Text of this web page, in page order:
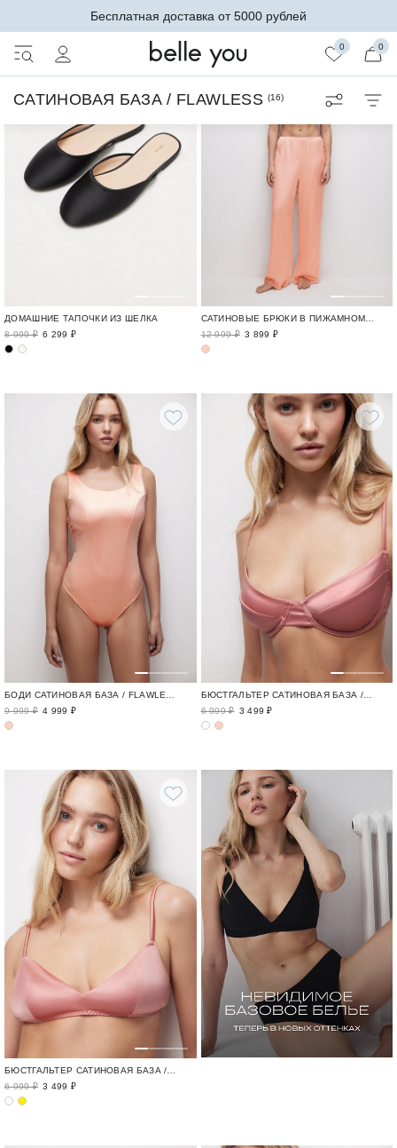
Бесплатная доставка от 5000 рублей
0 0
САТИНОВАЯ БАЗА / FLAWLESS (16)
ДОМАШНИЕ ТАПОЧКИ ИЗ ШЕЛКА
8 999 ₽ 6 299 ₽
САТИНОВЫЕ БРЮКИ В ПИЖАМНОМ СТИЛЕ
12 999 ₽ 3 899 ₽
9 999 ₽ 4 999 ₽
БЮСТГАЛЬТЕР САТИНОВАЯ БАЗА / FLAWLESS
6 999 ₽ 3 499 ₽
6 999 ₽ 3 499 ₽